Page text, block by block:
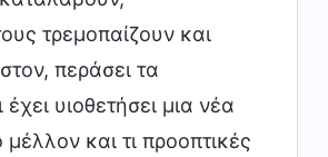
τρεμοπαίζουν και
περάσει τα
υιοθετήσει μια νέα
και τι προοπτικές